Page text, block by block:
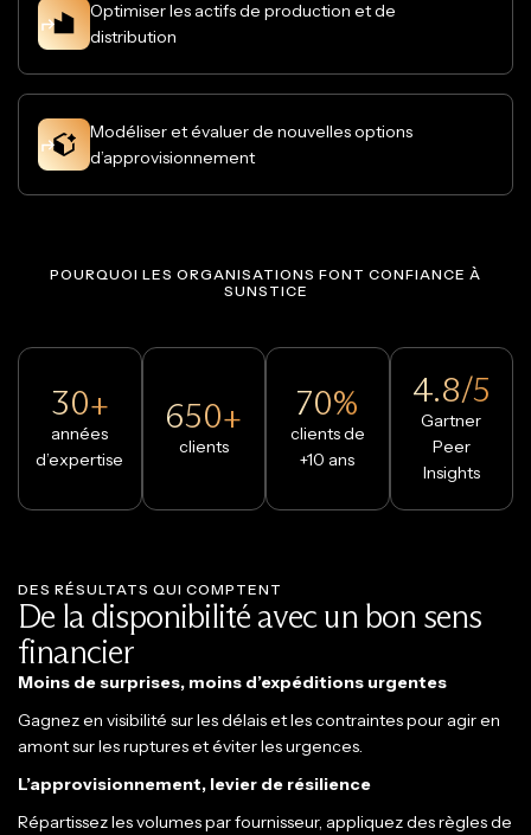
Optimiser les actifs de production et de
distribution
Modéliser et évaluer de nouvelles options
d’approvisionnement
POURQUOI LES ORGANISATIONS FONT CONFIANCE À
SUNSTICE
30+
années
d’expertise
650+
clients
70%
clients de
+10 ans
4.8/5
Gartner
Peer
Insights
DES RÉSULTATS QUI COMPTENT
De la disponibilité avec un bon sens
financier
Moins de surprises, moins d’expéditions urgentes
Gagnez en visibilité sur les délais et les contraintes pour agir en
amont sur les ruptures et éviter les urgences.
L’approvisionnement, levier de résilience
Répartissez les volumes par fournisseur, appliquez des règles de